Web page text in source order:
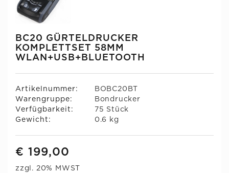
BC20 GÜRTELDRUCKER
KOMPLETTSET 58MM
WLAN+USB+BLUETOOTH
Artikelnummer:
BOBC20BT
Warengruppe:
Bondrucker
Verfügbarkeit:
75 Stück
Gewicht:
0.6 kg
€ 199,00
zzgl. 20% MWST